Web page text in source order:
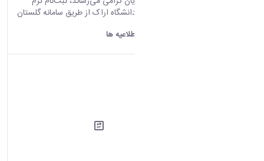
تابستان ۱۴۰۵ دانشگاه اراک از طریق سامانه گلستان
اطلاعیه ها